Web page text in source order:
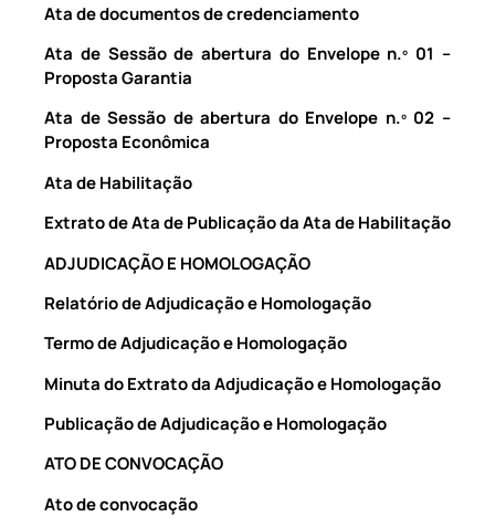
Ata de documentos de credenciamento
Ata de Sessão de abertura do Envelope n.º 01 –
Proposta Garantia
Ata de Sessão de abertura do Envelope n.º 02 –
Proposta Econômica
Ata de Habilitação
Extrato de Ata de Publicação da Ata de Habilitação
ADJUDICAÇÃO E HOMOLOGAÇÃO
Relatório de Adjudicação e Homologação
Termo de Adjudicação e Homologação
Minuta do Extrato da Adjudicação e Homologação
Publicação de Adjudicação e Homologação
ATO DE CONVOCAÇÃO
Ato de convocação